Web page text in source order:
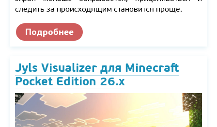
следить за происходящим становится проще.
Подробнее
Jyls Visualizer для Minecraft
Pocket Edition 26.x